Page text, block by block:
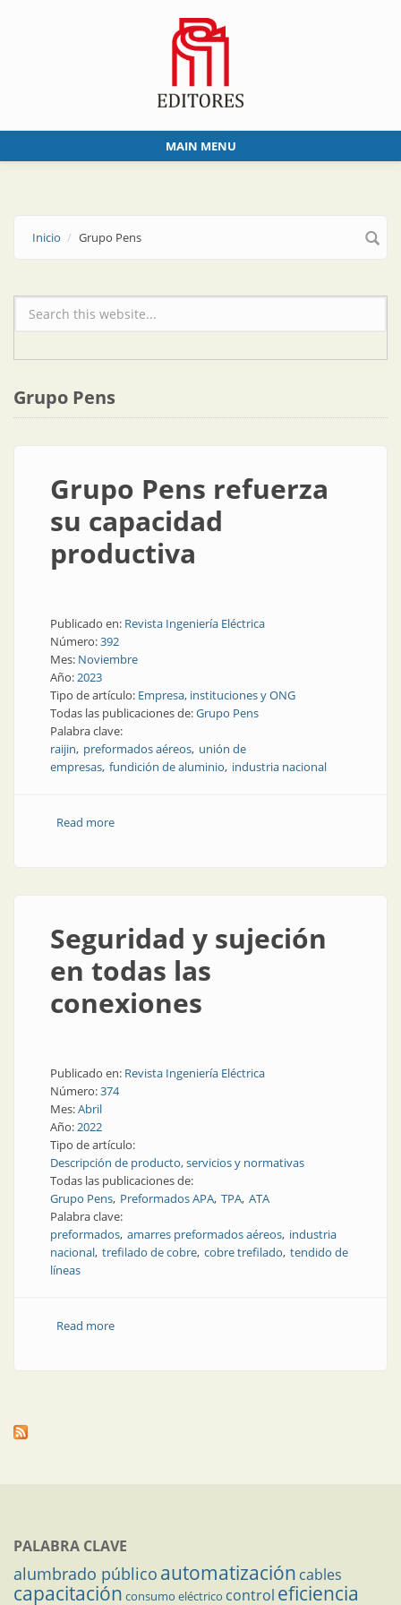
MAIN MENU
Inicio Grupo Pens
Formulario de búsqueda
Grupo Pens
Grupo Pens refuerza
su capacidad
productiva
Publicado en: Revista Ingeniería Eléctrica
Número:392
Mes: Noviembre
Año:2023
Tipo de artículo: Empresa, instituciones y ONG
Todas las publicaciones de:Grupo Pens
Palabra clave:
raijin preformados aéreos unión de
empresas fundición de aluminio industria nacional
Read moreabout Grupo Pens refuerza su capacidad productiva
Seguridad y sujeción
en todas las
conexiones
Publicado en: Revista Ingeniería Eléctrica
Número:374
Mes:Abril
Año:2022
Tipo de artículo:
Descripción de producto, servicios y normativas
Todas las publicaciones de:
Grupo Pens Preformados APA TPA ATA
Palabra clave:
preformados amarres preformados aéreos industria
nacional trefilado de cobre cobre trefilado tendido de
líneas
Read moreabout Seguridad y sujeción en todas las conexiones
PALABRA CLAVE
alumbrado público automatización cables
capacitación consumo eléctrico control eficiencia